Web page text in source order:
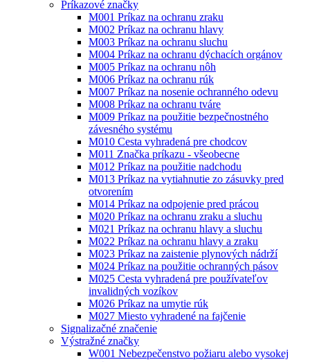
Príkazové značky
M001 Príkaz na ochranu zraku
M002 Príkaz na ochranu hlavy
M003 Príkaz na ochranu sluchu
M004 Príkaz na ochranu dýchacích orgánov
M005 Príkaz na ochranu nôh
M006 Príkaz na ochranu rúk
M007 Príkaz na nosenie ochranného odevu
M008 Príkaz na ochranu tváre
M009 Príkaz na použitie bezpečnostného
závesného systému
M010 Cesta vyhradená pre chodcov
M011 Značka príkazu - všeobecne
M012 Príkaz na použitie nadchodu
M013 Príkaz na vytiahnutie zo zásuvky pred
otvorením
M014 Príkaz na odpojenie pred prácou
M020 Príkaz na ochranu zraku a sluchu
M021 Príkaz na ochranu hlavy a sluchu
M022 Príkaz na ochranu hlavy a zraku
M023 Príkaz na zaistenie plynových nádrží
M024 Príkaz na použitie ochranných pásov
M025 Cesta vyhradená pre používateľov
invalidných vozíkov
M026 Príkaz na umytie rúk
M027 Miesto vyhradené na fajčenie
Signalizačné značenie
Výstražné značky
W001 Nebezpečenstvo požiaru alebo vysokej